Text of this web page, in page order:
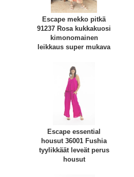
Escape mekko pitkä
91237 Rosa kukkakuosi
kimonomainen
leikkaus super mukava
Escape essential
housut 36001 Fushia
tyylikkäät leveät perus
housut